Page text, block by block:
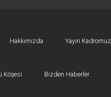
Hakkımızda Yayın Kadromuz
Köşesi Bizden Haberler